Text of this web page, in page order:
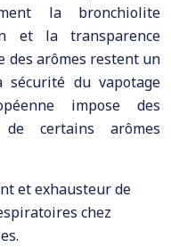
la bronchiolite
et la transparence
des arômes restent un
du vapotage
impose des
certains arômes
et exhausteur de
chez